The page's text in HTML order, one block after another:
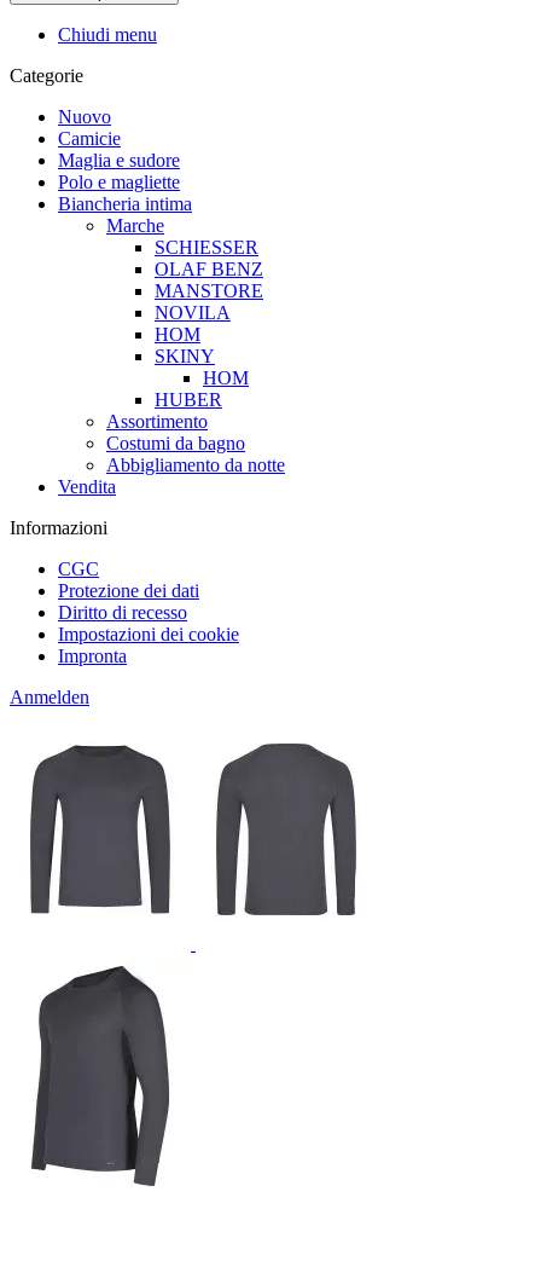
Chiudi menu
Categorie
Nuovo
Camicie
Maglia e sudore
Polo e magliette
Biancheria intima
Marche
SCHIESSER
OLAF BENZ
MANSTORE
NOVILA
HOM
SKINY
HOM
HUBER
Assortimento
Costumi da bagno
Abbigliamento da notte
Vendita
Informazioni
CGC
Protezione dei dati
Diritto di recesso
Impostazioni dei cookie
Impronta
Anmelden